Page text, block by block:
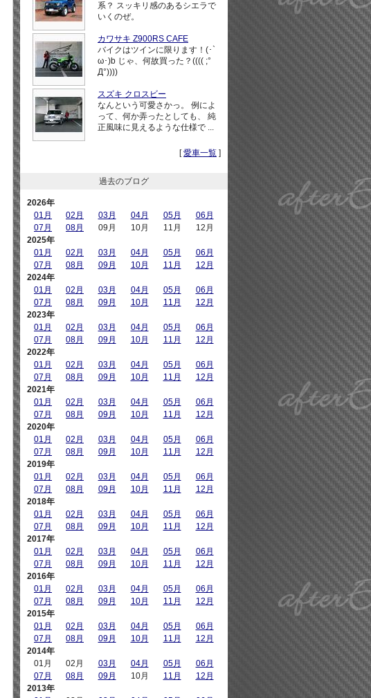
系？ スッキリ感のあるシエラで
いくのぜ。
カワサキ Z900RS CAFE
バイクはツインに限ります！(･`
ω･)b じゃ、何故買った？(((( ;°
Д°))))
スズキ クロスビー
なんという可愛さかっ。 例によ
って、何か弄ったとしても、 純
正風味に見えるような仕様で ...
[愛車一覧 ]
過去のブログ
2026年
01月
02月 03月 04月 05月
06月
07月
08月 09月 10月 11月
12月
2025年
01月
02月 03月 04月 05月
06月
07月
08月 09月 10月 11月
12月
2024年
01月
02月 03月 04月 05月
06月
07月
08月 09月 10月 11月
12月
2023年
01月
02月 03月 04月 05月
06月
07月
08月 09月 10月 11月
12月
2022年
01月
02月 03月 04月 05月
06月
07月
08月 09月 10月 11月
12月
2021年
01月
02月 03月 04月 05月
06月
07月
08月 09月 10月 11月
12月
2020年
01月
02月 03月 04月 05月
06月
07月
08月 09月 10月 11月
12月
2019年
01月
02月 03月 04月 05月
06月
07月
08月 09月 10月 11月
12月
2018年
01月
02月 03月 04月 05月
06月
07月
08月 09月 10月 11月
12月
2017年
01月
02月 03月 04月 05月
06月
07月
08月 09月 10月 11月
12月
2016年
01月
02月 03月 04月 05月
06月
07月
08月 09月 10月 11月
12月
2015年
01月
02月 03月 04月 05月
06月
07月
08月 09月 10月 11月
12月
2014年
01月
02月 03月 04月 05月
06月
07月
08月 09月 10月 11月
12月
2013年